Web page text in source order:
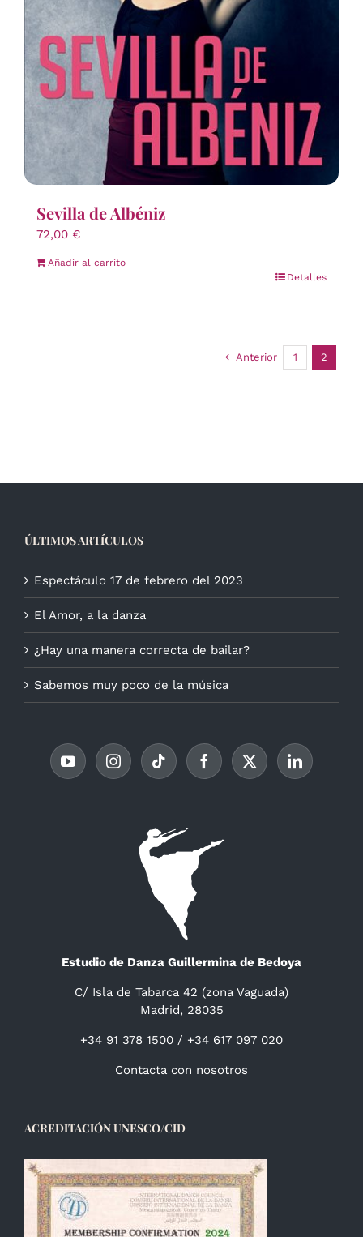
Sevilla de Albéniz
72,00 €
Añadir al carrito
Detalles
Anterior 1 2
ÚLTIMOS ARTÍCULOS
Espectáculo 17 de febrero del 2023
El Amor, a la danza
¿Hay una manera correcta de bailar?
Sabemos muy poco de la música
Estudio de Danza Guillermina de Bedoya
C/ Isla de Tabarca 42 (zona Vaguada)
Madrid, 28035
+34 91 378 1500 / +34 617 097 020
Contacta con nosotros
ACREDITACIÓN UNESCO/CID